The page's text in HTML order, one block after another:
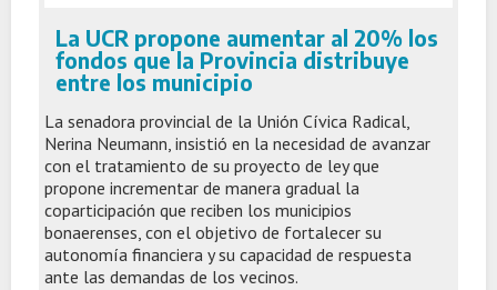
La UCR propone aumentar al 20% los
fondos que la Provincia distribuye
entre los municipio
La senadora provincial de la Unión Cívica Radical,
Nerina Neumann, insistió en la necesidad de avanzar
con el tratamiento de su proyecto de ley que
propone incrementar de manera gradual la
coparticipación que reciben los municipios
bonaerenses, con el objetivo de fortalecer su
autonomía financiera y su capacidad de respuesta
ante las demandas de los vecinos.